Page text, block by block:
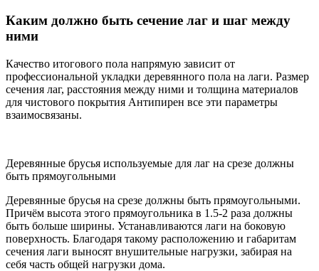
Каким должно быть сечение лаг и шаг между
ними
Качество итогового пола напрямую зависит от
профессиональной укладки деревянного пола на лаги. Размер
сечения лаг, расстояния между ними и толщина материалов
для чистового покрытия Антипирен все эти параметры
взаимосвязаны.
Деревянные брусья используемые для лаг на срезе должны
быть прямоугольными
Деревянные брусья на срезе должны быть прямоугольными.
Причём высота этого прямоугольника в 1.5-2 раза должны
быть больше ширины. Устанавливаются лаги на боковую
поверхность. Благодаря такому расположению и габаритам
сечения лаги выносят внушительные нагрузки, забирая на
себя часть общей нагрузки дома.